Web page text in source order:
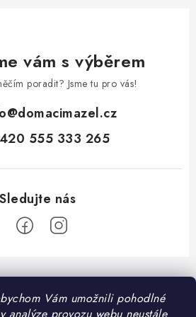
Vám umožnili pohodlné
vám s výběrem
poradit? Jsme tu pro vás!
@domacimazel.cz
555 333 265